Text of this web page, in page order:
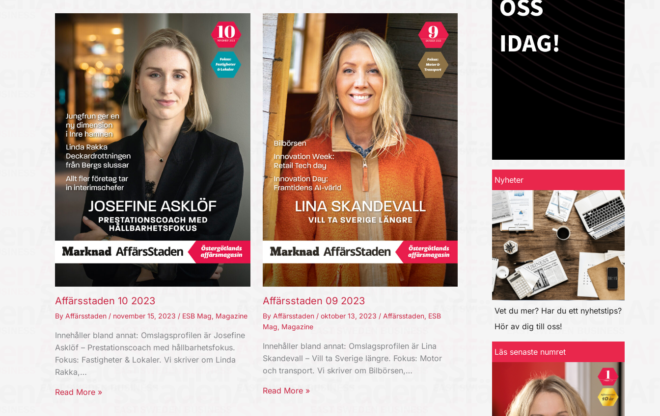
Affärsstaden 10 2023
By Affärsstaden / november 15, 2023 / ESB Mag, Magazine
Innehåller bland annat: Omslagsprofilen är Josefine
Asklöf – Prestationscoach med hållbarhetsfokus.
Fokus: Fastigheter & Lokaler. Vi skriver om Linda
Rakka,…
Read More »
Affärsstaden 09 2023
By Affärsstaden / oktober 13, 2023 / Affärsstaden, ESB
Mag, Magazine
Innehåller bland annat: Omslagsprofilen är Lina
Skandevall – Vill ta Sverige längre. Fokus: Motor
och transport. Vi skriver om Bilbörsen,…
Read More »
Nyheter
Vet du mer? Har du ett nyhetstips?
Hör av dig till oss!
Läs senaste numret